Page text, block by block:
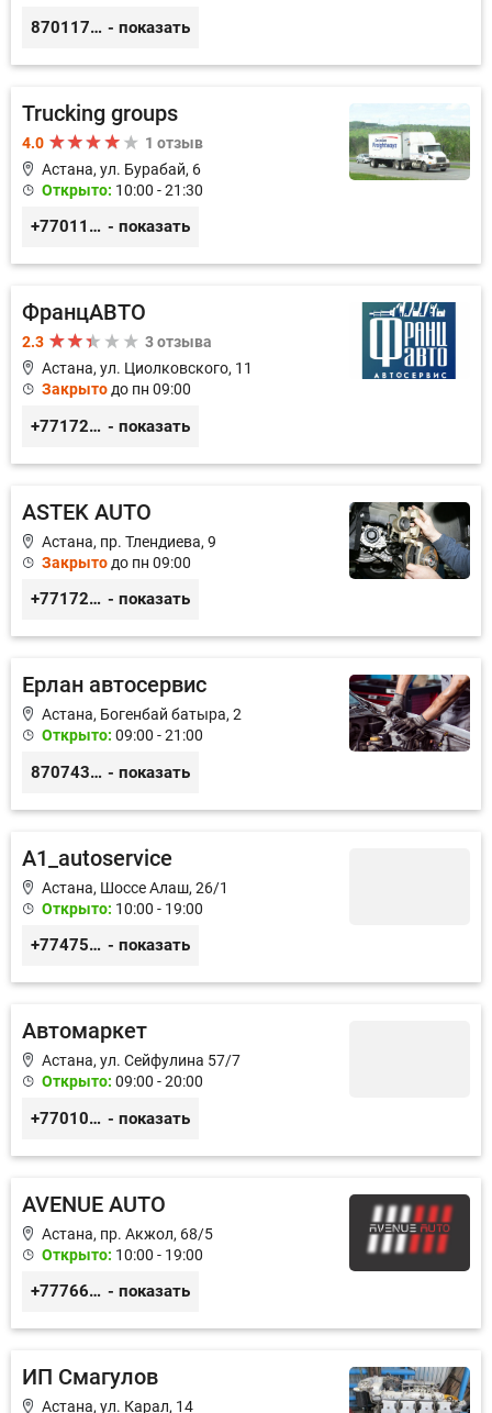
87011754444 - показать
Trucking groups
4.0
1 отзыв
Астана, ул. Бурабай, 6
Открыто: 10:00 - 21:30
+77011245925 - показать
ФранцАВТО
2.3
3 отзыва
Астана, ул. Циолковского, 11
Закрыто до пн 09:00
+77172541601 - показать
ASTEK AUTO
Астана, пр. Тлендиева, 9
Закрыто до пн 09:00
+77172944444 - показать
Ерлан автосервис
Астана, Богенбай батыра, 2
Открыто: 09:00 - 21:00
87074312868 - показать
A1_autoservice
Астана, Шоссе Алаш, 26/1
Открыто: 10:00 - 19:00
+77475551113 - показать
Автомаркет
Астана, ул. Сейфулина 57/7
Открыто: 09:00 - 20:00
+77010626565 - показать
AVENUE AUTO
Астана, пр. Акжол, 68/5
Открыто: 10:00 - 19:00
+77766857788 - показать
ИП Смагулов
Астана, ул. Карал, 14